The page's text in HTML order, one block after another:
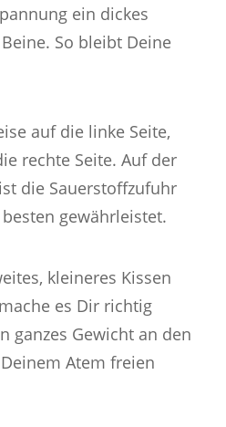
ein dickes
So bleibt Deine
auf die linke Seite,
rechte Seite. Auf der
die Sauerstoffzufuhr
gewährleistet.
kleineres Kissen
es Dir richtig
ganzes Gewicht an den
Atem freien